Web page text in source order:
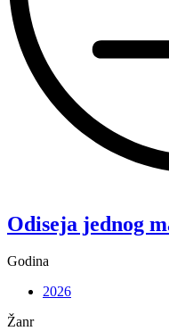
Odiseja jednog
Godina
2026
Žanr